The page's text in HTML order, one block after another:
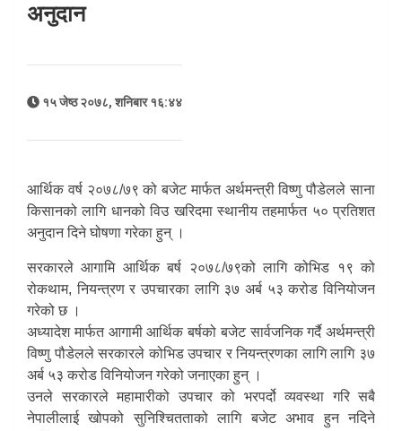
अनुदान
१५ जेष्ठ २०७८, शनिबार १६:४४
आर्थिक वर्ष २०७८/७९ को बजेट मार्फत अर्थमन्त्री विष्णु पौडेलले साना
किसानको लागि धानको विउ खरिदमा स्थानीय तहमार्फत ५० प्रतिशत
अनुदान दिने घोषणा गरेका हुन् ।
सरकारले आगामि आर्थिक बर्ष २०७८/७९को लागि कोभिड १९ को
रोकथाम, नियन्त्रण र उपचारका लागि ३७ अर्ब ५३ करोड विनियोजन
गरेको छ ।
अध्यादेश मार्फत आगामी आर्थिक बर्षको बजेट सार्वजनिक गर्दै अर्थमन्त्री
विष्णु पौडेलले सरकारले कोभिड उपचार र नियन्त्रणका लागि लागि ३७
अर्ब ५३ करोड विनियोजन गरेको जनाएका हुन् ।
उनले सरकारले महामारीको उपचार को भरपर्दो व्यवस्था गरि सबै
नेपालीलाई खोपको सुनिश्चितताको लागि बजेट अभाव हुन नदिने